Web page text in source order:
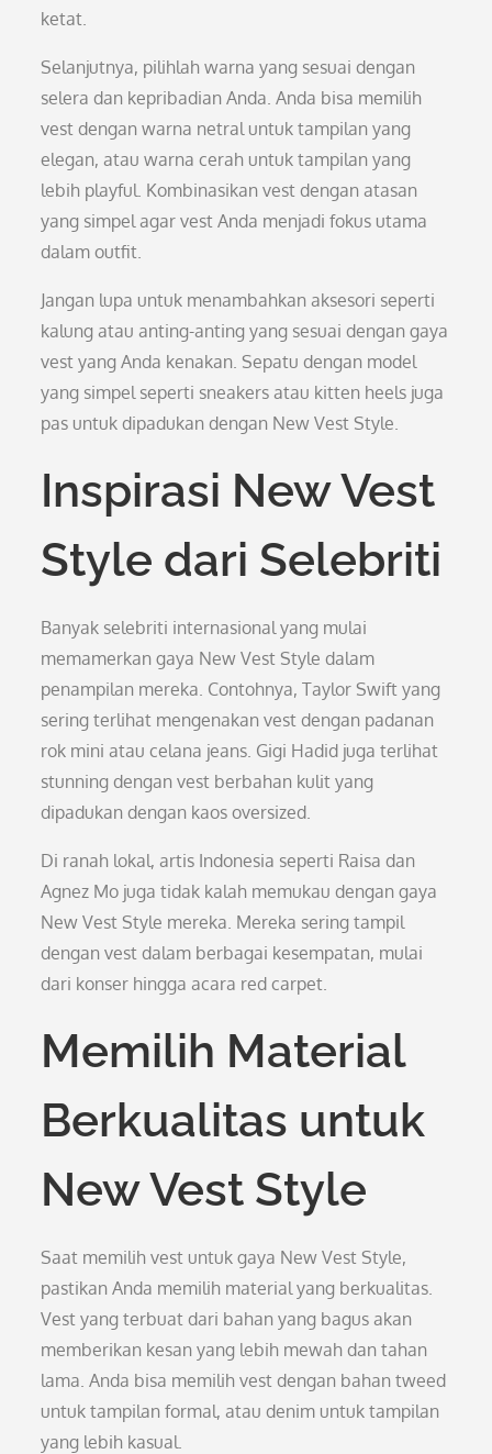
ketat.
Selanjutnya, pilihlah warna yang sesuai dengan
selera dan kepribadian Anda. Anda bisa memilih
vest dengan warna netral untuk tampilan yang
elegan, atau warna cerah untuk tampilan yang
lebih playful. Kombinasikan vest dengan atasan
yang simpel agar vest Anda menjadi fokus utama
dalam outfit.
Jangan lupa untuk menambahkan aksesori seperti
kalung atau anting-anting yang sesuai dengan gaya
vest yang Anda kenakan. Sepatu dengan model
yang simpel seperti sneakers atau kitten heels juga
pas untuk dipadukan dengan New Vest Style.
Inspirasi New Vest
Style dari Selebriti
Banyak selebriti internasional yang mulai
memamerkan gaya New Vest Style dalam
penampilan mereka. Contohnya, Taylor Swift yang
sering terlihat mengenakan vest dengan padanan
rok mini atau celana jeans. Gigi Hadid juga terlihat
stunning dengan vest berbahan kulit yang
dipadukan dengan kaos oversized.
Di ranah lokal, artis Indonesia seperti Raisa dan
Agnez Mo juga tidak kalah memukau dengan gaya
New Vest Style mereka. Mereka sering tampil
dengan vest dalam berbagai kesempatan, mulai
dari konser hingga acara red carpet.
Memilih Material
Berkualitas untuk
New Vest Style
Saat memilih vest untuk gaya New Vest Style,
pastikan Anda memilih material yang berkualitas.
Vest yang terbuat dari bahan yang bagus akan
memberikan kesan yang lebih mewah dan tahan
lama. Anda bisa memilih vest dengan bahan tweed
untuk tampilan formal, atau denim untuk tampilan
yang lebih kasual.